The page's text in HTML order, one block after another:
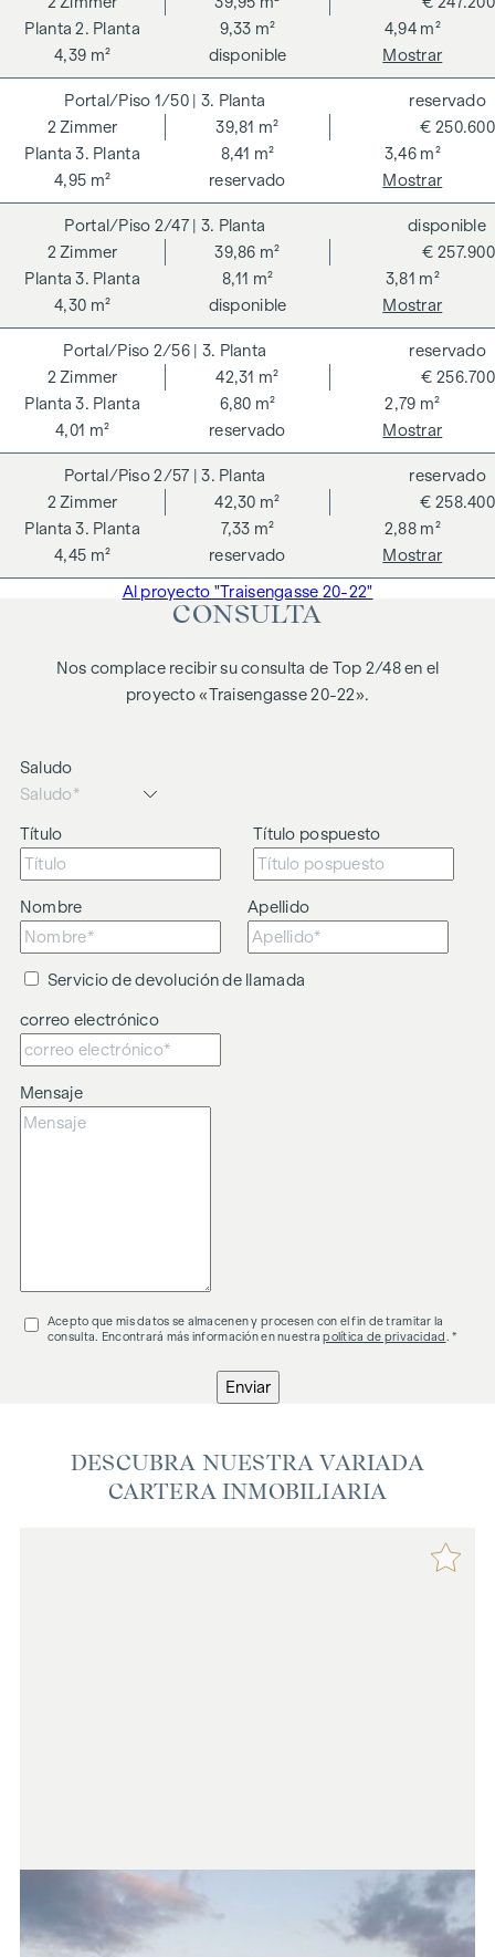
2. Planta
9,33 m²
4,94 m²
4,39 m²
disponible Mostrar
1/50 | 3. Planta
3. Planta
2 Zimmer
39,81 m²
8,41 m²
3,46 m²
4,95 m²
€ 250.600
reservado
reservado
Mostrar
2/47 | 3. Planta
3. Planta
2 Zimmer
39,86 m²
8,11 m²
3,81 m²
4,30 m²
€ 257.900
disponible
disponible
Mostrar
2/56 | 3. Planta
3. Planta
2 Zimmer
42,31 m²
6,80 m²
2,79 m²
4,01 m²
€ 256.700
reservado
reservado
Mostrar
2/57 | 3. Planta
3. Planta
2 Zimmer
42,30 m²
7,33 m²
2,88 m²
4,45 m²
€ 258.400
reservado
reservado
Mostrar
Al proyecto "Traisengasse 20-22"
CONSULTA
Nos complace recibir su consulta de Top 2/48 en el
proyecto «Traisengasse 20-22».
Saludo
Título Título pospuesto
Nombre Apellido
Servicio de devolución de llamada
correo electrónico
Mensaje
Acepto que mis datos se almacenen y procesen con el fin de tramitar la
consulta. Encontrará más información en nuestrapolítica de privacidad . *
Enviar
DESCUBRA NUESTRA VARIADA
CARTERA INMOBILIARIA